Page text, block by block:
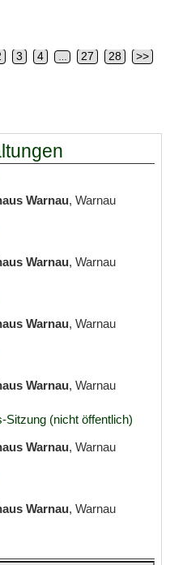
3 4 27 28 >>
Warnau, Warnau
Warnau, Warnau
Warnau, Warnau
Warnau, Warnau
Sitzung (nicht öffentlich)
Warnau, Warnau
Warnau, Warnau